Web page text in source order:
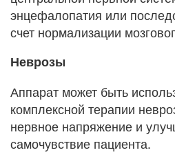
энцефалопатия или
счет нормализации
Неврозы
Аппарат может быть
комплексной терапии
нервное напряжение и
самочувствие пациента.